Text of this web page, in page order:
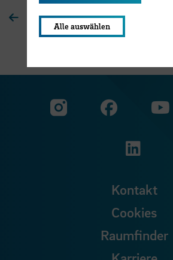
Zur Übersichtsseite
Zu
Zu
Kontakt
Cookies
Raumfinder
Alle auswählen